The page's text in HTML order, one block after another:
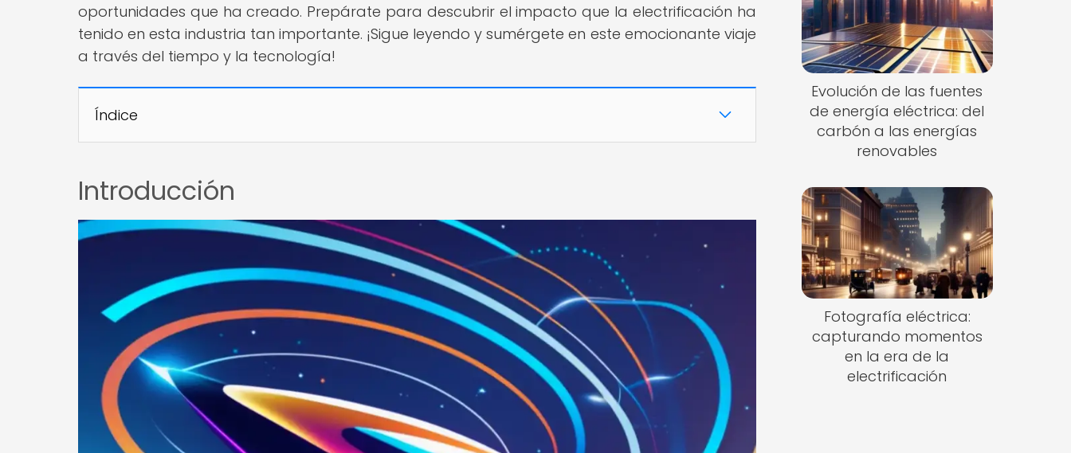
oportunidades que ha creado. Prepárate para descubrir el impacto que la electrificación ha
tenido en esta industria tan importante. ¡Sigue leyendo y sumérgete en este emocionante viaje
a través del tiempo y la tecnología!
Índice
Introducción
Evolución de las fuentes
de energía eléctrica: del
carbón a las energías
renovables
Fotografía eléctrica:
capturando momentos
en la era de la
electrificación